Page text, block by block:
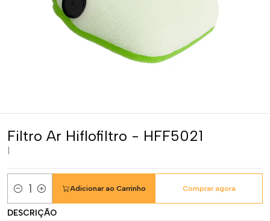
Filtro Ar Hiflofiltro - HFF5021
Quantidade
Adicionar ao Carrinho Comprar agora
DESCRIÇÃO